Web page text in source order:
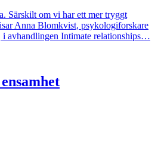
Särskilt om vi har ett mer tryggt
Anna Blomkvist, psykologiforskare
i avhandlingen Intimate relationships…